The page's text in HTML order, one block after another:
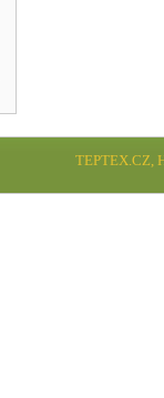
TEPTEX.CZ,